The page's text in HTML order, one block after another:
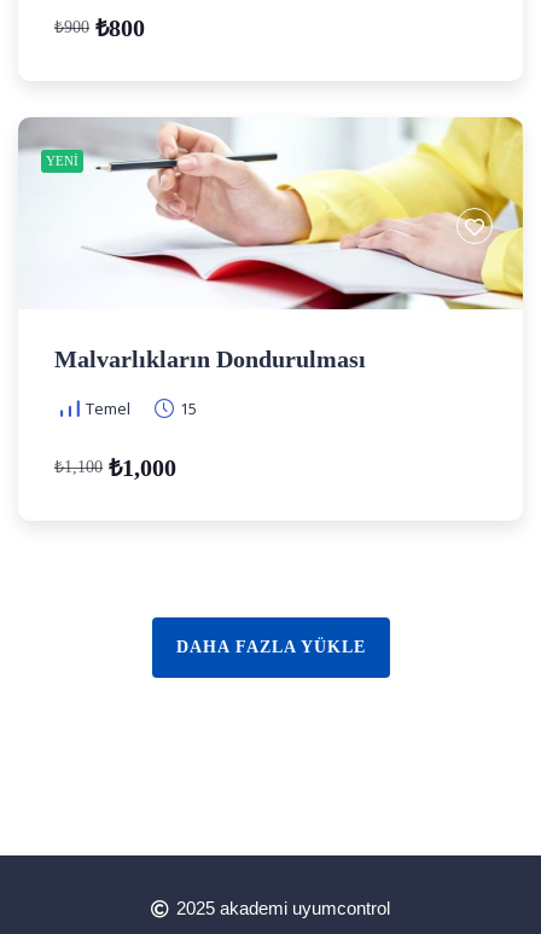
₺900 ₺800
YENI
Malvarlıkların Dondurulması
Temel 15
₺1,100 ₺1,000
DAHA FAZLA YÜKLE
2025 akademi uyumcontrol